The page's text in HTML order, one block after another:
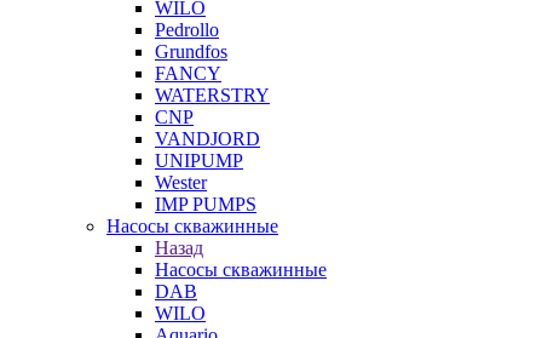
WILO
Pedrollo
Grundfos
FANCY
WATERSTRY
CNP
VANDJORD
UNIPUMP
Wester
IMP PUMPS
Насосы скважинные
Назад
Насосы скважинные
DAB
WILO